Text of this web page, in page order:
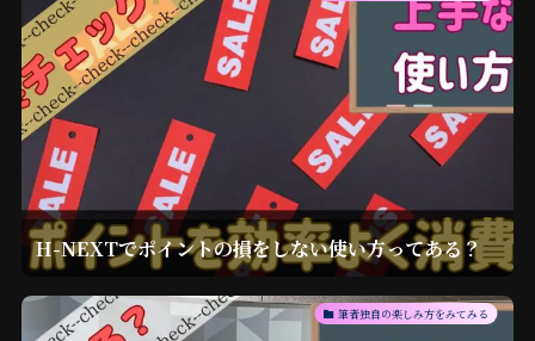
H-NEXTでポイントの損をしない使い方ってある？
筆者独自の楽しみ方をみてみる